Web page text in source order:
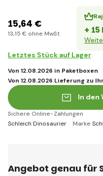
15,64 €
13,15 € ohne MwSt +
Letztes Stück auf Lager
Von 12.08.2026 in Paketboxen
Von 12.08.2026 Lieferung zu
In den
Sichere Online-Zahlungen
Schleich Dinosaurier
Marke
Angebot genau für